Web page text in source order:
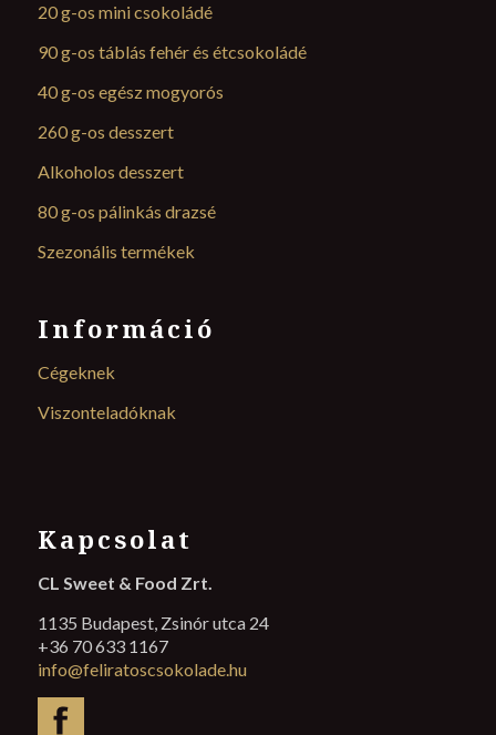
20 g-os mini csokoládé
90 g-os táblás fehér és étcsokoládé
40 g-os egész mogyorós
260 g-os desszert
Alkoholos desszert
80 g-os pálinkás drazsé
Szezonális termékek
Információ
Cégeknek
Viszonteladóknak
Kapcsolat
CL Sweet & Food Zrt.
1135 Budapest, Zsinór utca 24
+36 70 633 1167
info@feliratoscsokolade.hu